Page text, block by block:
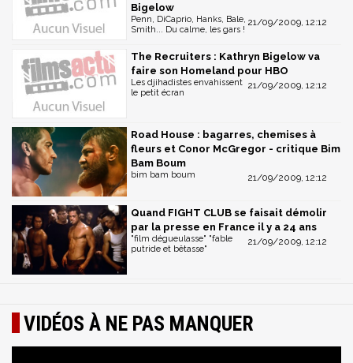
Bigelow
21/09/2009, 12:12
Penn, DiCaprio, Hanks, Bale,
Smith... Du calme, les gars !
The Recruiters : Kathryn Bigelow va
faire son Homeland pour HBO
21/09/2009, 12:12
Les djihadistes envahissent
le petit écran
Road House : bagarres, chemises à
fleurs et Conor McGregor - critique Bim
Bam Boum
21/09/2009, 12:12
bim bam boum
Quand FIGHT CLUB se faisait démolir
par la presse en France il y a 24 ans
21/09/2009, 12:12
"film dégueulasse" "fable
putride et bêtasse"
VIDÉOS À NE PAS MANQUER